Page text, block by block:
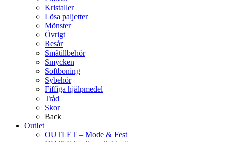
Kristaller
Lösa paljetter
Mönster
Övrigt
Resår
Småtillbehör
Smycken
Softboning
Sybehör
Fiffiga hjälpmedel
Tråd
Skor
Back
Outlet
OUTLET – Mode & Fest